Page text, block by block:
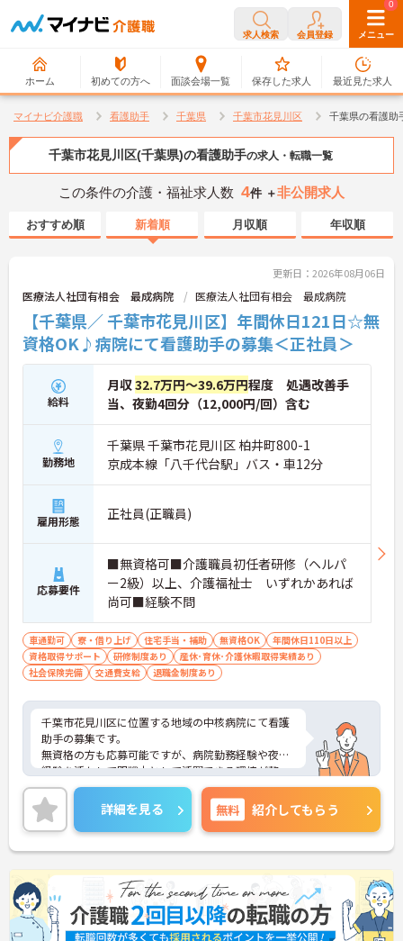
求人検索 会員登録 メニュー
ホーム 初めての方へ 面談会場一覧
0
保存した求人
0
最近見た求人
マイナビ介護職 看護助手 千葉県 千葉市花見川区 千葉県の看護助
千葉市花見川区(千葉県)の看護助手の求人・転職一覧
この条件の介護・福祉求人数 4件 ＋非公開求人
おすすめ順 新着順 月収順 年収順
更新日：2026年08月06日
医療法人社団有相会 最成病院 医療法人社団有相会 最成病院
【千葉県／ 千葉市花見川区】年間休日121日☆無
資格OK♪病院にて看護助手の募集＜正社員＞
給料
月収32.7万円～39.6万円程度 処遇改善手
当、夜勤4回分（12,000円/回）含む
勤務地
千葉県 千葉市花見川区 柏井町800-1
京成本線「八千代台駅」バス・車12分
雇用形態 正社員(正職員)
応募要件
■無資格可■介護職員初任者研修（ヘルパ
ー2級）以上、介護福祉士 いずれかあれば
尚可■経験不問
車通勤可 寮・借り上げ 住宅手当・補助 無資格OK
年間休日110日以上
資格取得サポート
研修制度あり
産休･育休･介護休暇取得実績あり
社会保険完備
交通費支給 退職金制度あり
千葉市花見川区に位置する地域の中核病院にて看護
助手の募集です。
無資格の方も応募可能ですが、病院勤務経験や夜勤
経験を活かして即戦力として活躍できる環境が整っ
ています。また、資格取得支援制度が充実してお
り、初任者研修から介護福祉士までキャリアアップ
を目指せるのも魅力です。
年間休日121日、月平均残業約3時間と働きやすさに
も注力。住宅手当や単身寮、医療費補助など福利厚
生も充実しており、「安定した環境で介護職を続け
たい」「病院で専門性を高めたい」という方におす
すめです。
ご興味をお持ちの方はお気軽にお問い合わせくださ
い。
詳細を見る 無料 紹介してもらう